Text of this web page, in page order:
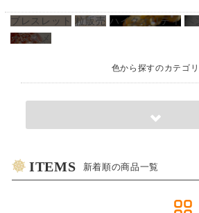
ブレスレット 粒販売 ハイクオリティ
オススメ
色から探すのカテゴリ
ITEMS 新着順の商品一覧